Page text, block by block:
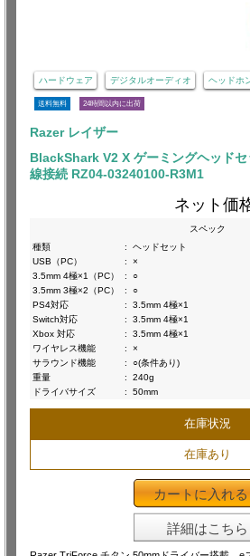
ハードウェア デジタルオーディオ ヘッドホ
送料無料 24時間以内に出荷
Razer レイザー
BlackShark V2 X ゲーミングヘッド
線接続 RZ04-03240100-R3M1
ネット価
スペック
種類
:
ヘッドセット
USB（PC）
:
×
3.5mm 4極×1（PC）
:
○
3.5mm 3極×2（PC）
:
○
PS4対応
:
3.5mm 4極×1
Switch対応
:
3.5mm 4極×1
Xbox 対応
:
3.5mm 4極×1
ワイヤレス機能
:
×
サラウンド機能
:
○(条件あり)
重量
:
240g
ドライバサイズ
: 50mm
在庫状況
在庫あり
カートに入れる
詳細はこちら